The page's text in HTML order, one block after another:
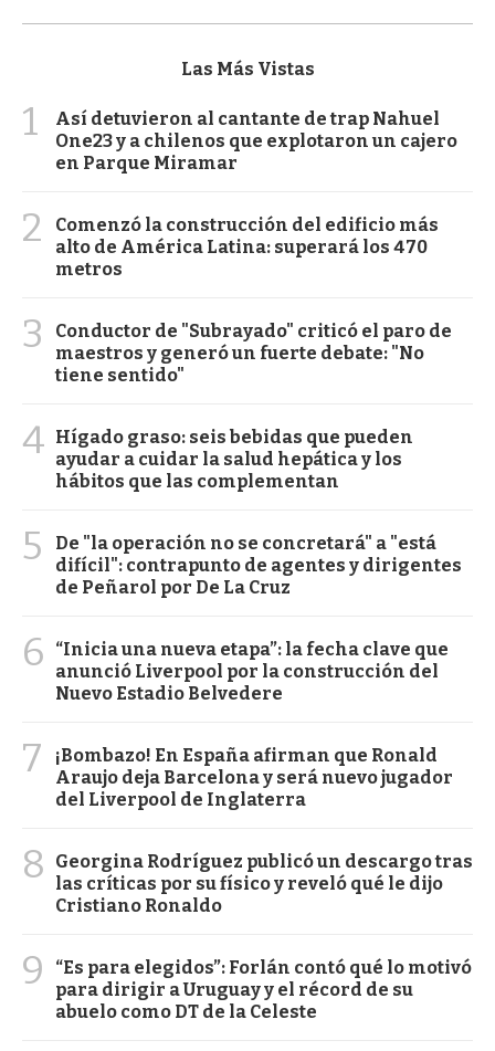
Las Más Vistas
1
Así detuvieron al cantante de trap Nahuel
One23 y a chilenos que explotaron un cajero
en Parque Miramar
2
Comenzó la construcción del edificio más
alto de América Latina: superará los 470
metros
3
Conductor de "Subrayado" criticó el paro de
maestros y generó un fuerte debate: "No
tiene sentido"
4 Hígado graso: seis bebidas que pueden
ayudar a cuidar la salud hepática y los
hábitos que las complementan
5
De "la operación no se concretará" a "está
difícil": contrapunto de agentes y dirigentes
de Peñarol por De La Cruz
6
“Inicia una nueva etapa”: la fecha clave que
anunció Liverpool por la construcción del
Nuevo Estadio Belvedere
7
¡Bombazo! En España afirman que Ronald
Araujo deja Barcelona y será nuevo jugador
del Liverpool de Inglaterra
8
Georgina Rodríguez publicó un descargo tras
las críticas por su físico y reveló qué le dijo
Cristiano Ronaldo
9
“Es para elegidos”: Forlán contó qué lo motivó
para dirigir a Uruguay y el récord de su
abuelo como DT de la Celeste